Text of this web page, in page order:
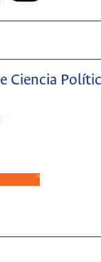
Ciencia